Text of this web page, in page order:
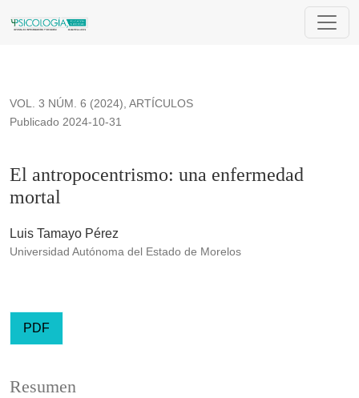
VOL. 3 NÚM. 6 (2024), ARTÍCULOS
El antropocentrismo: una enfermedad
mortal
Publicado 2024-10-31
Luis Tamayo Pérez
Universidad Autónoma del Estado de Morelos
PDF
Resumen